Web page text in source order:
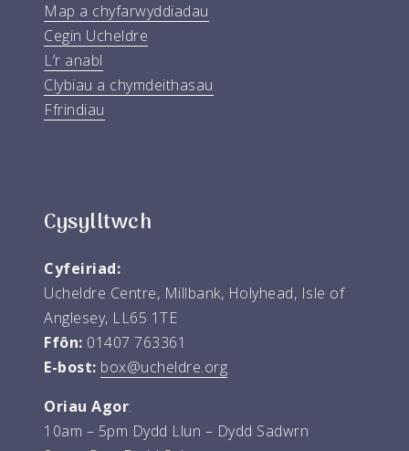
Map a chyfarwyddiadau
Cegin Ucheldre
L’r anabl
Clybiau a chymdeithasau
Ffrindiau
Cysylltwch
Cyfeiriad:
Ucheldre Centre, Millbank, Holyhead, Isle of
Anglesey, LL65 1TE
Ffôn: 01407 763361
E-bost: box@ucheldre.org
Oriau Agor:
10am – 5pm Dydd Llun – Dydd Sadwrn